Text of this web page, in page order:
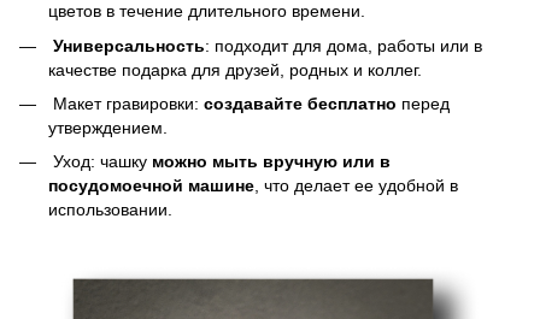
цветов в течение длительного времени.
Универсальность: подходит для дома, работы или в
качестве подарка для друзей, родных и коллег.
Макет гравировки: создавайте бесплатно перед
утверждением.
Уход: чашку можно мыть вручную или в
посудомоечной машине, что делает ее удобной в
использовании.